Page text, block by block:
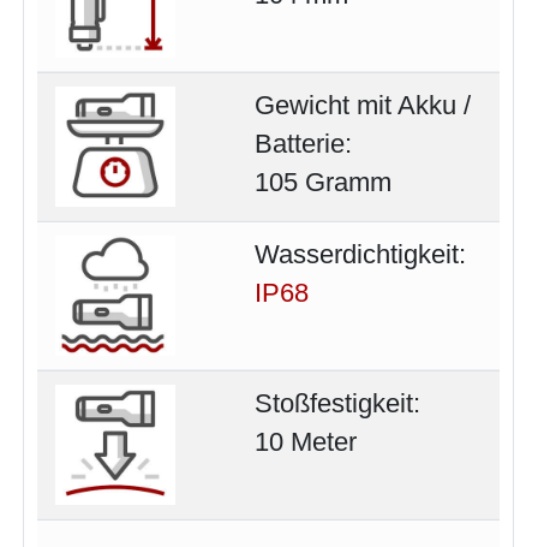
Gewicht mit Akku /
Batterie:
105 Gramm
Wasserdichtigkeit:
IP68
Stoßfestigkeit:
10 Meter